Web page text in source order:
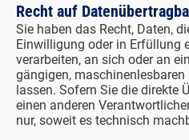
Recht auf
Sie haben das Recht, Daten,
Einwilligung oder in Erfüllung
verarbeiten, an sich oder an
gängigen,
lassen. Sofern Sie die direkte
einen anderen
nur, soweit es technisch